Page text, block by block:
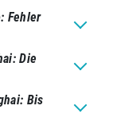
Fehler
Die
Bis